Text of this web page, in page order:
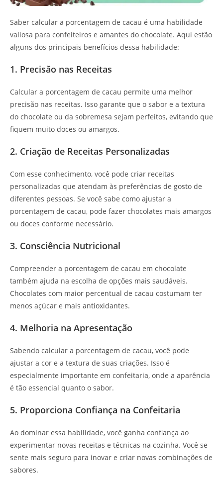
Saber calcular a porcentagem de cacau é uma habilidade
valiosa para confeiteiros e amantes do chocolate. Aqui estão
alguns dos principais benefícios dessa habilidade:
1. Precisão nas Receitas
Calcular a porcentagem de cacau permite uma melhor
precisão nas receitas. Isso garante que o sabor e a textura
do chocolate ou da sobremesa sejam perfeitos, evitando que
fiquem muito doces ou amargos.
2. Criação de Receitas Personalizadas
Com esse conhecimento, você pode criar receitas
personalizadas que atendam às preferências de gosto de
diferentes pessoas. Se você sabe como ajustar a
porcentagem de cacau, pode fazer chocolates mais amargos
ou doces conforme necessário.
3. Consciência Nutricional
Compreender a porcentagem de cacau em chocolate
também ajuda na escolha de opções mais saudáveis.
Chocolates com maior percentual de cacau costumam ter
menos açúcar e mais antioxidantes.
4. Melhoria na Apresentação
Sabendo calcular a porcentagem de cacau, você pode
ajustar a cor e a textura de suas criações. Isso é
especialmente importante em confeitaria, onde a aparência
é tão essencial quanto o sabor.
5. Proporciona Confiança na Confeitaria
Ao dominar essa habilidade, você ganha confiança ao
experimentar novas receitas e técnicas na cozinha. Você se
sente mais seguro para inovar e criar novas combinações de
sabores.